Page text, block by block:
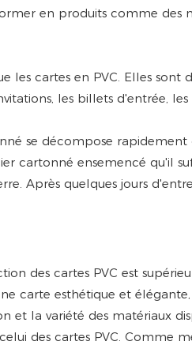
en produits comme des
les cartes en PVC. Elles
les billets d'entrée,
se décompose
cartonné ensemencé qu'il
Après quelques jours
des cartes PVC est
carte esthétique et
et la variété des matériaux
des cartes PVC. Comme